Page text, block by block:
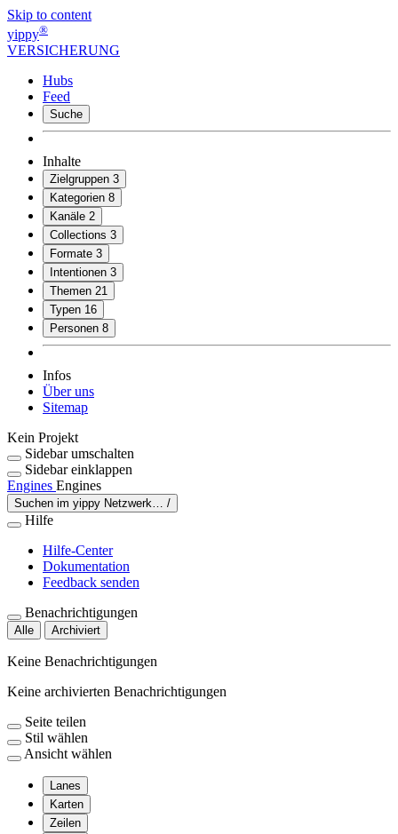
Skip to content
yippy®
VERSICHERUNG
Hubs
Feed
Suche
Inhalte
Zielgruppen 3
Kategorien 8
Kanäle 2
Collections 3
Formate 3
Intentionen 3
Themen 21
Typen 16
Personen 8
Infos
Über uns
Sitemap
Kein Projekt
Sidebar umschalten
Sidebar einklappen
Engines Engines
Suchen im yippy Netzwerk… /
Hilfe
Hilfe-Center
Dokumentation
Feedback senden
Benachrichtigungen
Alle Archiviert
Keine Benachrichtigungen
Keine archivierten Benachrichtigungen
Seite teilen
Stil wählen
Ansicht wählen
Lanes
Karten
Zeilen